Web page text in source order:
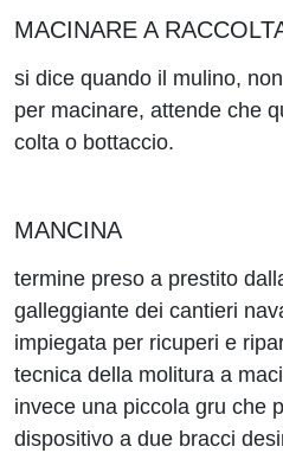
MACINARE A
si dice quando il mulino,
per macinare, attende che
colta o bottaccio.
MANCINA
termine preso a prestito
galleggiante dei cantieri
impiegata per ricuperi e
tecnica della molitura a
invece una piccola gru che
dispositivo a due bracci